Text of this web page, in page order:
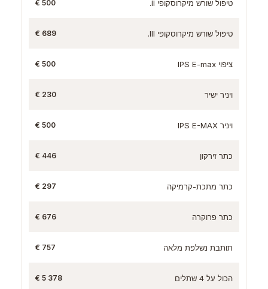
טיפול שורש מיקרוסקופי II. 500 €
טיפול שורש מיקרוסקופי III. 689 €
ציפוי IPS E-max 500 €
ויניר ישיר 230 €
ויניר IPS E-MAX 500 €
כתר זירקון 446 €
כתר מתכת-קרמיקה 297 €
כתר פרוקרה 676 €
תותבת נשלפת מלאה 757 €
הכול על 4 שתלים 5 378 €